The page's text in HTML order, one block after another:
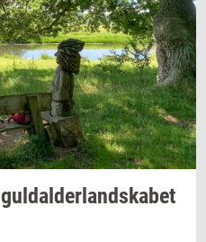
gul­dal­der­land­ska­bet